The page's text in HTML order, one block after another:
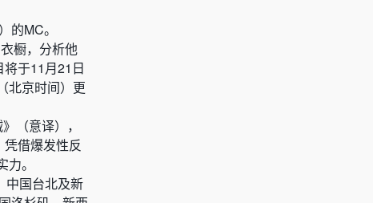
MC。
橱，分析他
于11月21日
北京时间）更
（意译），
借爆发性反
。
中国台北及新